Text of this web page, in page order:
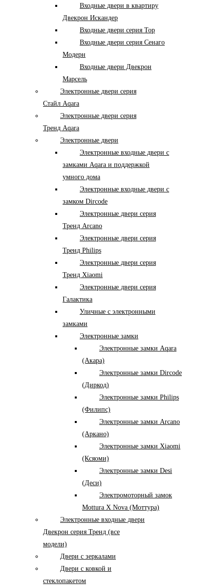
Входные двери в квартиру
Двекрон Искандер
Входные двери серия Тор
Входные двери серия Сенаго
Модерн
Входные двери Двекрон
Марсель
Электронные двери серия
Стайл Aqara
Электронные двери серия
Тренд Aqara
Электронные двери
Электронные входные двери с
замками Aqara и поддержкой
умного дома
Электронные входные двери с
замком Dircode
Электронные двери серия
Тренд Arcano
Электронные двери серия
Тренд Philips
Электронные двери серия
Тренд Xiaomi
Электронные двери серия
Галактика
Уличные с электронными
замками
Электронные замки
Электронные замки Aqara
(Акара)
Электронные замки Dircode
(Диркод)
Электронные замки Philips
(Филипс)
Электронные замки Arcano
(Аркано)
Электронные замки Xiaomi
(Ксяоми)
Электронные замки Desi
(Деси)
Электромоторный замок
Mottura X Nova (Моттура)
Электронные входные двери
Двекрон серия Тренд (все
модели)
Двери с зеркалами
Двери с ковкой и
стеклопакетом